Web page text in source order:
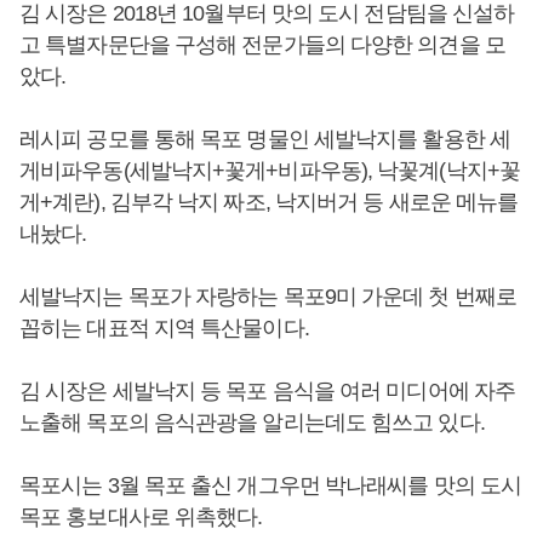
김 시장은 2018년 10월부터 맛의 도시 전담팀을 신설하
고 특별자문단을 구성해 전문가들의 다양한 의견을 모
았다.
레시피 공모를 통해 목포 명물인 세발낙지를 활용한 세
게비파우동(세발낙지+꽃게+비파우동), 낙꽃계(낙지+꽃
게+계란), 김부각 낙지 짜조, 낙지버거 등 새로운 메뉴를
내놨다.
세발낙지는 목포가 자랑하는 목포9미 가운데 첫 번째로
꼽히는 대표적 지역 특산물이다.
김 시장은 세발낙지 등 목포 음식을 여러 미디어에 자주
노출해 목포의 음식관광을 알리는데도 힘쓰고 있다.
목포시는 3월 목포 출신 개그우먼 박나래씨를 맛의 도시
목포 홍보대사로 위촉했다.